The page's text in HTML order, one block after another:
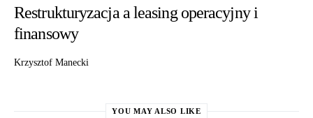
Restrukturyzacja a leasing operacyjny i
finansowy
Krzysztof Manecki
YOU MAY ALSO LIKE